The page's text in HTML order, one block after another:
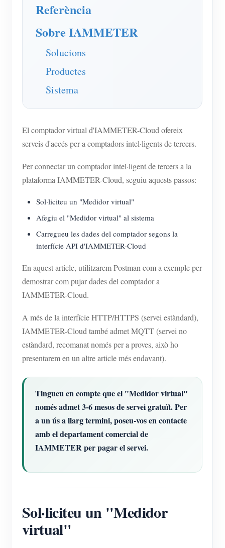
Blocs
Referència
Sobre IAMMETER
Solucions
Productes
Sistema
El comptador virtual d'IAMMETER-Cloud ofereix
serveis d'accés per a comptadors intel·ligents de tercers.
Per connectar un comptador intel·ligent de tercers a la
plataforma IAMMETER-Cloud, seguiu aquests passos:
Sol·liciteu un "Medidor virtual"
Afegiu el "Medidor virtual" al sistema
Carregueu les dades del comptador segons la
interfície API d'IAMMETER-Cloud
En aquest article, utilitzarem Postman com a exemple per
demostrar com pujar dades del comptador a
IAMMETER-Cloud.
A més de la interfície HTTP/HTTPS (servei estàndard),
IAMMETER-Cloud també admet MQTT (servei no
estàndard, recomanat només per a proves, això ho
presentarem en un altre article més endavant).
Tingueu en compte que el "Medidor virtual"
només admet 3-6 mesos de servei gratuït. Per
a un ús a llarg termini, poseu-vos en contacte
amb el departament comercial de
IAMMETER per pagar el servei.
Sol·liciteu un "Medidor
virtual"